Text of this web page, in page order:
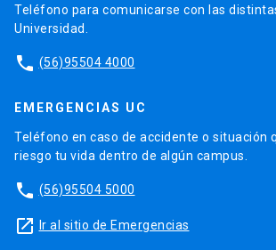
Teléfono para comunicarse con las
Universidad.
phone (56)95504 4000
EMERGENCIAS UC
Teléfono en caso de accidente o situación
riesgo tu vida dentro de algún campus.
phone (56)95504 5000
launch Ir al sitio de Emergencias